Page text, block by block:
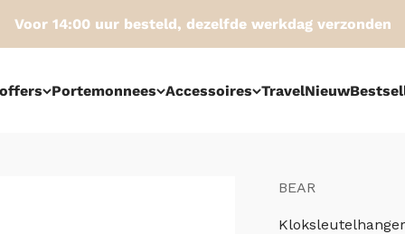
Voor 14:00 uur besteld, dezelfde werkdag verzonden
Portemonnees Accessoires TravelNieuw
BEAR